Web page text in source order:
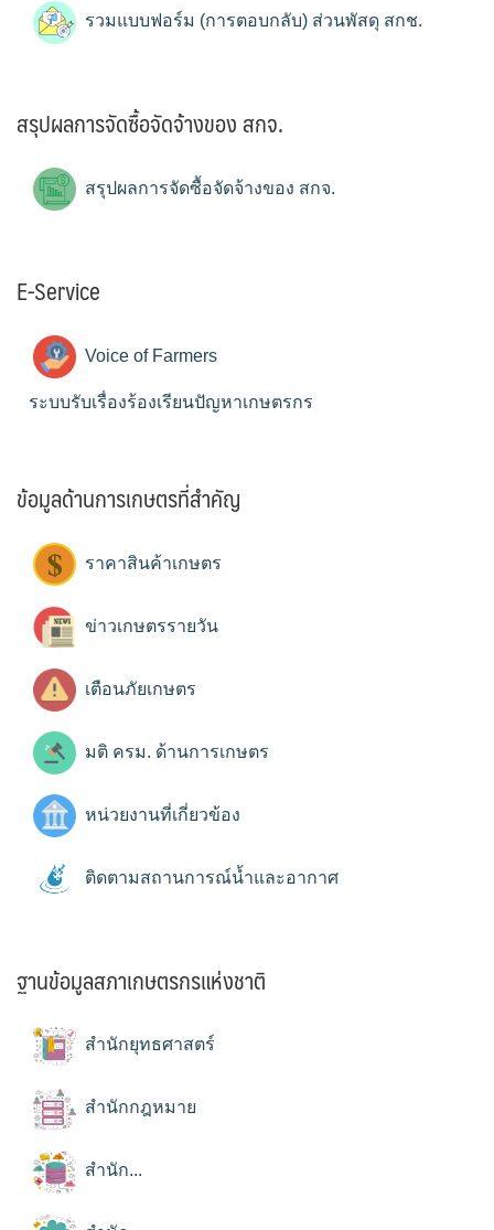
รวมแบบฟอร์ม (การตอบกลับ) ส่วนพัสดุ สกช.
สรุปผลการจัดซื้อจัดจ้างของ สกจ.
สรุปผลการจัดซื้อจัดจ้างของ สกจ.
E-Service
Voice of Farmers
ระบบรับเรื่องร้องเรียนปัญหาเกษตรกร
ข้อมูลด้านการเกษตรที่สำคัญ
ราคาสินค้าเกษตร
ข่าวเกษตรรายวัน
เตือนภัยเกษตร
มติ ครม. ด้านการเกษตร
หน่วยงานที่เกี่ยวข้อง
ติดตามสถานการณ์น้ำและอากาศ
ฐานข้อมูลสภาเกษตรกรแห่งชาติ
สำนักยุทธศาสตร์
สำนักกฎหมาย
สำนัก...